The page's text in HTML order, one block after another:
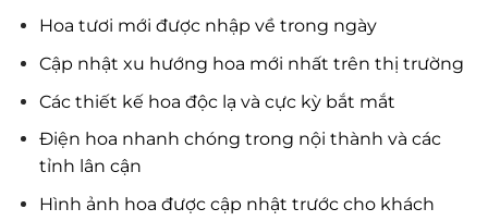
Hoa tươi mới được nhập về trong ngày
Cập nhật xu hướng hoa mới nhất trên thị trường
Các thiết kế hoa độc lạ và cực kỳ bắt mắt
Điện hoa nhanh chóng trong nội thành và các
tỉnh lân cận
Hình ảnh hoa được cập nhật trước cho khách